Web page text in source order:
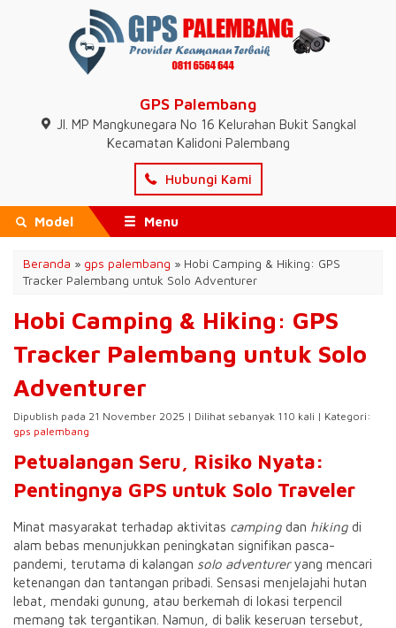
GPS Palembang
Jl. MP Mangkunegara No 16 Kelurahan Bukit Sangkal
Kecamatan Kalidoni Palembang
Hubungi Kami
Model Menu
Beranda » gps palembang » Hobi Camping & Hiking: GPS
Tracker Palembang untuk Solo Adventurer
Hobi Camping & Hiking: GPS
Tracker Palembang untuk Solo
Adventurer
Dipublish pada 21 November 2025 | Dilihat sebanyak 110 kali | Kategori:
gps palembang
Petualangan Seru, Risiko Nyata:
Pentingnya GPS untuk Solo Traveler
Minat masyarakat terhadap aktivitas camping dan hiking di
alam bebas menunjukkan peningkatan signifikan pasca-
pandemi, terutama di kalangan solo adventureryang mencari
ketenangan dan tantangan pribadi. Sensasi menjelajahi hutan
lebat, mendaki gunung, atau berkemah di lokasi terpencil
memang tak tergantikan. Namun, di balik keseruan tersebut,